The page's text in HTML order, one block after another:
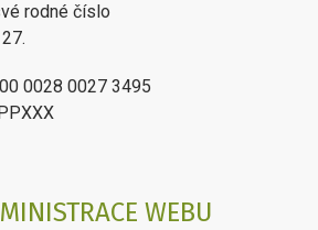
rodné číslo
0028 0027 3495
WEBU